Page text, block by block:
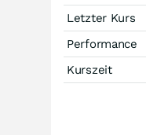
Letzter Kurs
Performance
Kurszeit